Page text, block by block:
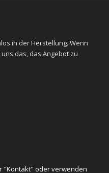
in der Herstellung. Wenn
das, das Angebot zu
"Kontakt" oder verwenden